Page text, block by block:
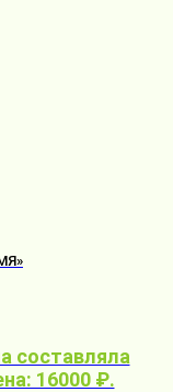
составляла
16000 ₽.